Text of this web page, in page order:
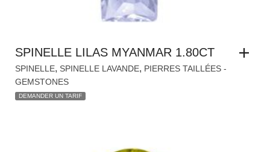
SPINELLE LILAS MYANMAR 1.80CT
SPINELLE, SPINELLE LAVANDE, PIERRES TAILLÉES -
GEMSTONES
DEMANDER UN TARIF